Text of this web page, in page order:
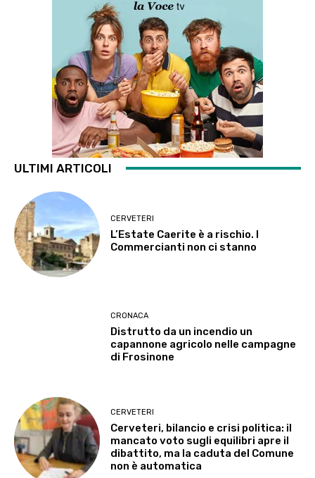
ULTIMI ARTICOLI
CERVETERI
L’Estate Caerite è a rischio. I
Commercianti non ci stanno
CRONACA
Distrutto da un incendio un
capannone agricolo nelle campagne
di Frosinone
CERVETERI
Cerveteri, bilancio e crisi politica: il
mancato voto sugli equilibri apre il
dibattito, ma la caduta del Comune
non è automatica